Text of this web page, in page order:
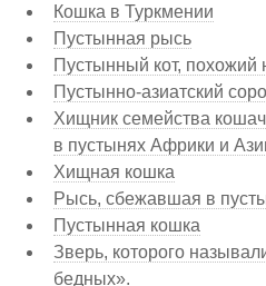
Кошка в Туркмении
Пустынная рысь
Пустынный кот, похожий
Пустынно-азиатский
Хищник семейства
в пустынях Африки и
Хищная кошка
Рысь, сбежавшая в
Пустынная кошка
Зверь, которого
бедных».